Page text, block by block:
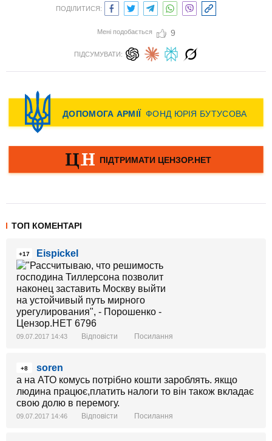
ПОДІЛИТИСЯ:
Мені подобається 9
ПІДСУМУВАТИ:
ТОП КОМЕНТАРІ
+17 Eispickel
09.07.2017 14:43 Відповісти Посилання
+8
soren
а на АТО комусь потрібно кошти зароблять. якщо
людина працює,платить налоги то він також вкладає
свою долю в перемогу.
09.07.2017 14:46 Відповісти Посилання